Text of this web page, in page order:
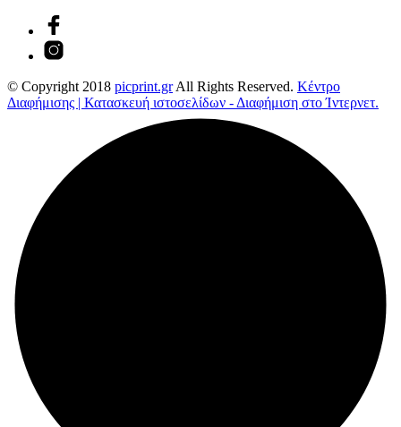
© Copyright 2018 picprint.grAll Rights Reserved. Κέντρο
Διαφήμισης | Κατασκευή ιστοσελίδων - Διαφήμιση στο Ίντερνετ.